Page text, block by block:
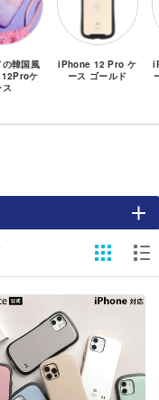
の韓国風
ケ
ス
iPhone 12 Pro ケ
ース ゴールド